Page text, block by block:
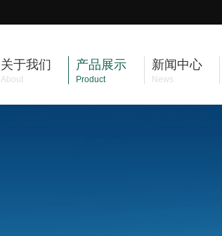
关于我们
About
产品展示
Product
新闻中心
News